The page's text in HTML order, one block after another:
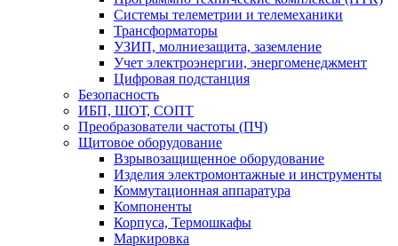
Системы телеметрии и телемеханики
Трансформаторы
УЗИП, молниезащита, заземление
Учет электроэнергии, энергоменеджмент
Цифровая подстанция
Безопасность
ИБП, ШОТ, СОПТ
Преобразователи частоты (ПЧ)
Щитовое оборудование
Взрывозащищенное оборудование
Изделия электромонтажные и инструменты
Коммутационная аппаратура
Компоненты
Корпуса, Термошкафы
Маркировка